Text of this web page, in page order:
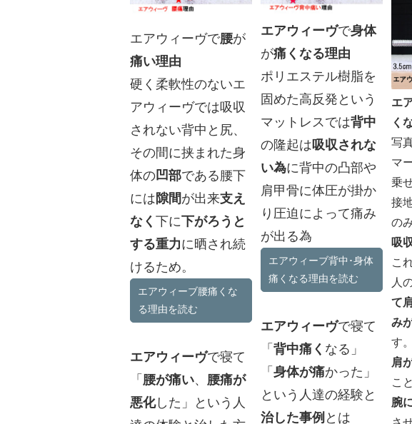
エアウィーヴで腰が
痛い理由
硬く柔軟性のないエ
アウィーヴでは吸収
されない背中と尻、
その間に挟まれた身
体の凹部である腰下
には 隙間が出来支え
なく 下に下がろうと
する重力に晒され続
けるため。
エアウィーブ腰痛くな
る理由を読む
エアウィーヴで寝て
「 腰が痛い、 腰痛が
悪化した」
という人
エアウィーヴで身体
が痛くなる理由
ポリエステル樹脂を
固めた高反発という
マットレスでは背中
の隆起は吸収されな
い為に背中の凸部や
肩甲骨に体圧が掛か
り圧迫によって痛み
が出る為
エアウィーブ背中･身体
痛くなる理由を読む
エアウィーヴで寝て
「背中痛く なる」
「身体が痛かった」
という人達の経験と
治した事例 とは
エ
く
写
マ
乗
接
の
吸
こ
人
て
み
す。
肩
こ
腕